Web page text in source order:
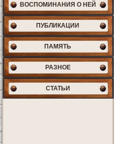
ВОСПОМИНАНИЯ О НЕЙ
ПУБЛИКАЦИИ
ПАМЯТЬ
РАЗНОЕ
СТАТЬИ